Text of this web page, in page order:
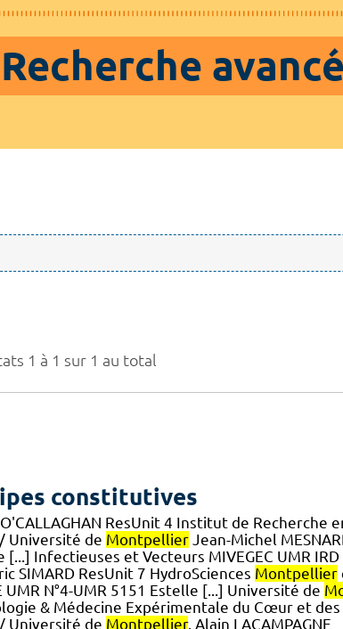
Recherche
1 à 1 sur 1 au total
constitutives
ResUnit 4 Institut de Recherche
/ Université de MontpellierJean-Michel
[...] Infectieuses et Vecteurs MIVEGEC UMR
SIMARD ResUnit 7 HydroSciences Montpellier
UMR N°4-UMR 5151 Estelle [...] Université de
& Médecine Expérimentale du Cœur et
/ Université de Montpellier. Alain LACAMPAGNE